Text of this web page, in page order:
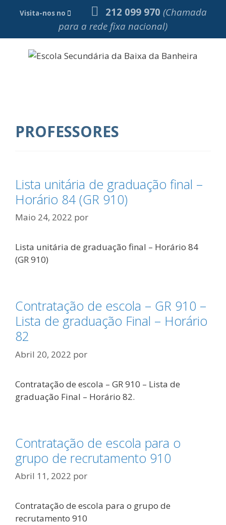
Visita-nos no 212 099 970 (Chamada
para a rede fixa nacional)
PROFESSORES
Lista unitária de graduação final –
Horário 84 (GR 910)
Maio 24, 2022 por
Lista unitária de graduação final – Horário 84
(GR 910)
Contratação de escola – GR 910 –
Lista de graduação Final – Horário
82
Abril 20, 2022 por
Contratação de escola – GR 910 – Lista de
graduação Final – Horário 82.
Contratação de escola para o
grupo de recrutamento 910
Abril 11, 2022 por
Contratação de escola para o grupo de
recrutamento 910